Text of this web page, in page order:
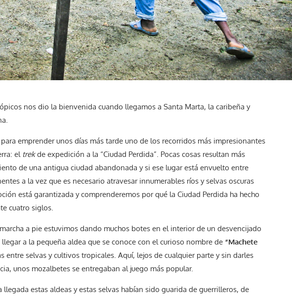
nos dio la bienvenida cuando llegamos a Santa Marta, la caribeña y
emprender unos días más tarde uno de los recorridos más impresionantes
el trekde expedición a la “Ciudad Perdida”. Pocas cosas resultan más
de una antigua ciudad abandonada y si ese lugar está envuelto entre
a la vez que es necesario atravesar innumerables ríos y selvas oscuras
está garantizada y comprenderemos por qué la Ciudad Perdida ha hecho
cuatro siglos.
a pie estuvimos dando muchos botes en el interior de un desvencijado
a la pequeña aldea que se conoce con el curioso nombre de “Machete
entre selvas y cultivos tropicales. Aquí, lejos de cualquier parte y sin darles
unos mozalbetes se entregaban al juego más popular.
llegada estas aldeas y estas selvas habían sido guarida de guerrilleros, de